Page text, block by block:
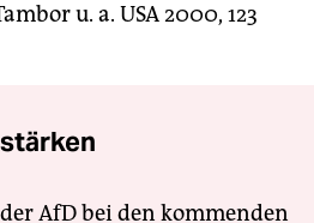
u. a. USA 2000, 123
AfD bei den kommenden